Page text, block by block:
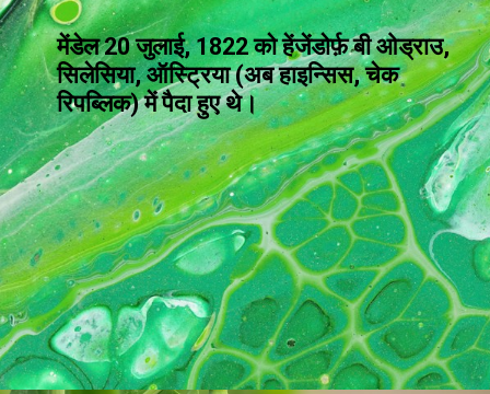
मेंडेल 20 जुलाई, 1822 को हेंजेंडोर्फ़ बी ओड्राउ,
सिलेसिया, ऑस्ट्रिया (अब हाइन्सिस, चेक
रिपब्लिक) में पैदा हुए थे।